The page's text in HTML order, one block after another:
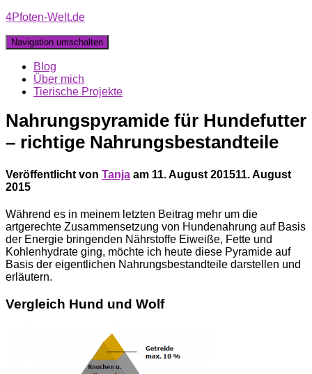
4Pfoten-Welt.de
Navigation umschalten
Blog
Über mich
Tierische Projekte
Nahrungspyramide für Hundefutter
– richtige Nahrungsbestandteile
Veröffentlicht von Tanja am 11. August 201511. August
2015
Während es in meinem letzten Beitrag mehr um die
artgerechte Zusammensetzung von Hundenahrung auf Basis
der Energie bringenden Nährstoffe Eiweiße, Fette und
Kohlenhydrate ging, möchte ich heute diese Pyramide auf
Basis der eigentlichen Nahrungsbestandteile darstellen und
erläutern.
Vergleich Hund und Wolf